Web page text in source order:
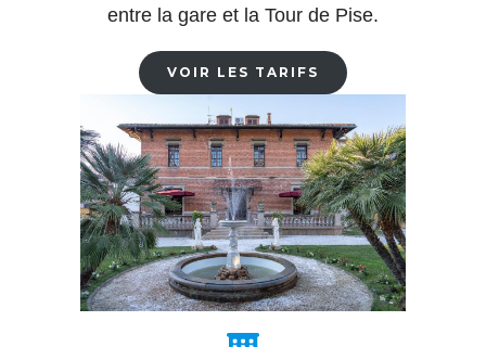
entre la gare et la Tour de Pise.
VOIR LES TARIFS